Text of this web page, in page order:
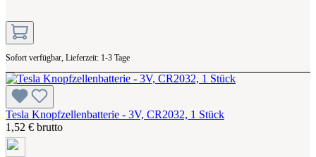
Sofort verfügbar, Lieferzeit: 1-3 Tage
Tesla Knopfzellenbatterie - 3V, CR2032, 1 Stück
1,52 € brutto